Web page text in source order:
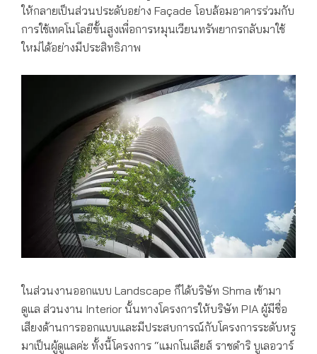
ให้กลายเป็นส่วนประดับอย่าง Façade โอบล้อมอาคารร่วมกับ
การใช้เทคโนโลยีขั้นสูงเพื่อการหมุนเวียนทรัพยากรกลับมาใช้
ใหม่ได้อย่างมีประสิทธิภาพ
ในส่วนงานออกแบบ Landscape ก็ได้บริษัท Shma เข้ามา
ดูแล ส่วนงาน Interior นั้นทางโครงการให้บริษัท PIA ผู้มีชื่อ
เสียงด้านการออกแบบและมีประสบการณ์กับโครงการระดับหรู
มาเป็นผู้ดูแลค่ะ ทั้งนี้โครงการ “แมกโนเลียส์ ราชดำริ บูเลอวาร์